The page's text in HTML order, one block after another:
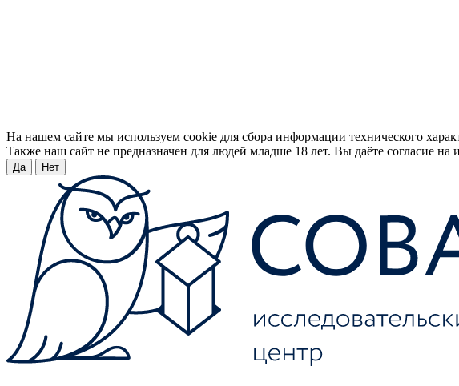
На нашем сайте мы используем cookie для сбора информации технического
Также наш сайт не предназначен для людей младше 18 лет. Вы даёте согласие
Да Нет